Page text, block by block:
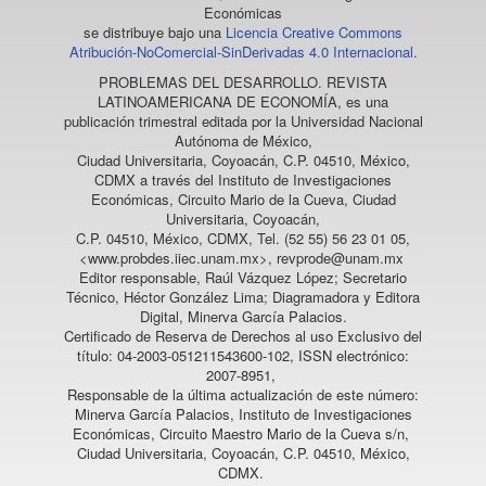
Económicas
se distribuye bajo una Licencia Creative Commons
Atribución-NoComercial-SinDerivadas 4.0 Internacional.
PROBLEMAS DEL DESARROLLO. REVISTA
LATINOAMERICANA DE ECONOMÍA, es una
publicación trimestral editada por la Universidad Nacional
Autónoma de México,
Ciudad Universitaria, Coyoacán, C.P. 04510, México,
CDMX a través del Instituto de Investigaciones
Económicas, Circuito Mario de la Cueva, Ciudad
Universitaria, Coyoacán,
C.P. 04510, México, CDMX, Tel. (52 55) 56 23 01 05,
<www.probdes.iiec.unam.mx>, revprode@unam.mx
Editor responsable, Raúl Vázquez López; Secretario
Técnico, Héctor González Lima; Diagramadora y Editora
Digital, Minerva García Palacios.
Certificado de Reserva de Derechos al uso Exclusivo del
título: 04-2003-051211543600-102, ISSN electrónico:
2007-8951,
Responsable de la última actualización de este número:
Minerva García Palacios, Instituto de Investigaciones
Económicas, Circuito Maestro Mario de la Cueva s/n,
Ciudad Universitaria, Coyoacán, C.P. 04510, México,
CDMX.